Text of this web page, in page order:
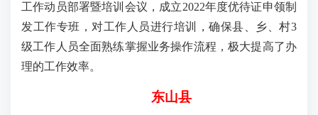
工作动员部署暨培训会议，成立2022年度优待证申领制
发工作专班，对工作人员进行培训，确保县、乡、村3
级工作人员全面熟练掌握业务操作流程，极大提高了办
理的工作效率。
东山县